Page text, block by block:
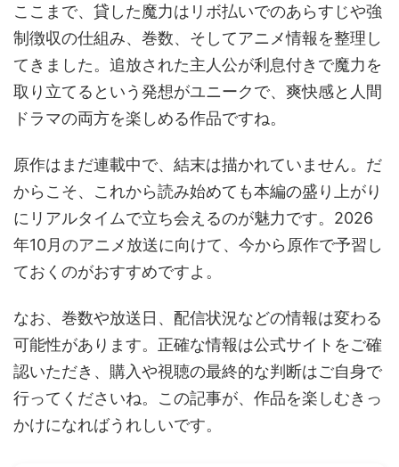
ここまで、貸した魔力はリボ払いでのあらすじや強
制徴収の仕組み、巻数、そしてアニメ情報を整理し
てきました。追放された主人公が利息付きで魔力を
取り立てるという発想がユニークで、爽快感と人間
ドラマの両方を楽しめる作品ですね。
原作はまだ連載中で、結末は描かれていません。だ
からこそ、これから読み始めても本編の盛り上がり
にリアルタイムで立ち会えるのが魅力です。2026
年10月のアニメ放送に向けて、今から原作で予習し
ておくのがおすすめですよ。
なお、巻数や放送日、配信状況などの情報は変わる
可能性があります。正確な情報は公式サイトをご確
認いただき、購入や視聴の最終的な判断はご自身で
行ってくださいね。この記事が、作品を楽しむきっ
かけになればうれしいです。